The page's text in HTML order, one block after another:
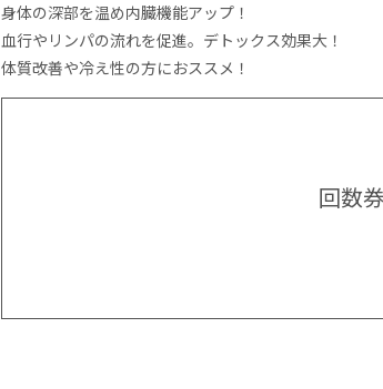
身体の深部を温め内臓機能アップ！
血行やリンパの流れを促進。デトックス効果大！
体質改善や冷え性の方におススメ！
回数